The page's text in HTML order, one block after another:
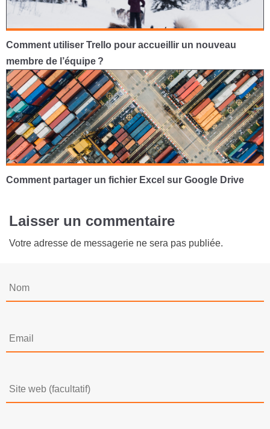
Comment utiliser Trello pour accueillir un nouveau
membre de l’équipe ?
Comment partager un fichier Excel sur Google Drive
Laisser un commentaire
Votre adresse de messagerie ne sera pas publiée.